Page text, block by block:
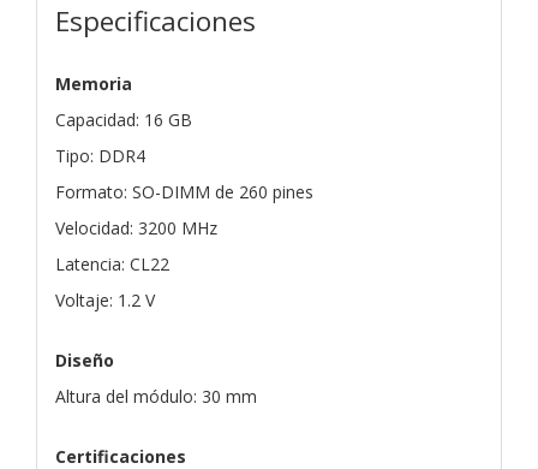
Especificaciones
Memoria
Capacidad: 16 GB
Tipo: DDR4
Formato: SO-DIMM de 260 pines
Velocidad: 3200 MHz
Latencia: CL22
Voltaje: 1.2 V
Diseño
Altura del módulo: 30 mm
Certificaciones